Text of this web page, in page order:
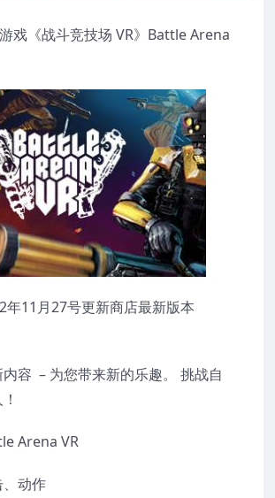
戏《战斗竞技场 VR》Battle Arena
年11月27号更新商店最新版本
内容 – 为您带来新的乐趣。 挑战自
Arena VR
、动作